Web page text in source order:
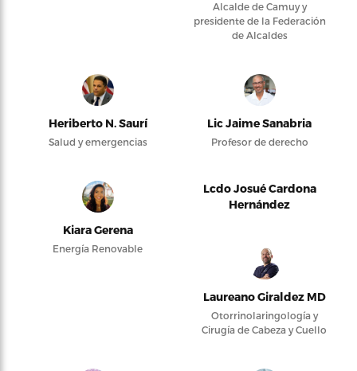
Alcalde de Camuy y
presidente de la Federación
de Alcaldes
Heriberto N. Saurí
Salud y emergencias
Lic Jaime Sanabria
Profesor de derecho
Kiara Gerena
Energía Renovable
Lcdo Josué Cardona
Hernández
Laureano Giraldez MD
Otorrinolaringología y
Cirugía de Cabeza y Cuello